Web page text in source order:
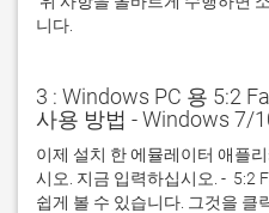
니다.
3 : Windows PC 용 5:2
사용 방법 - Windows 7/
이제 설치 한 에뮬레이터 애플
시오. 지금 입력하십시오. -  5:2
쉽게 볼 수 있습니다. 그것을 클